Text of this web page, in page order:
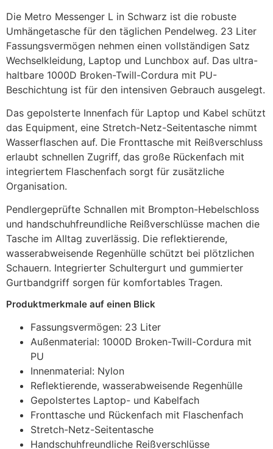
Die Metro Messenger L in Schwarz ist die robuste
Umhängetasche für den täglichen Pendelweg. 23 Liter
Fassungsvermögen nehmen einen vollständigen Satz
Wechselkleidung, Laptop und Lunchbox auf. Das ultra-
haltbare 1000D Broken-Twill-Cordura mit PU-
Beschichtung ist für den intensiven Gebrauch ausgelegt.
Das gepolsterte Innenfach für Laptop und Kabel schützt
das Equipment, eine Stretch-Netz-Seitentasche nimmt
Wasserflaschen auf. Die Fronttasche mit Reißverschluss
erlaubt schnellen Zugriff, das große Rückenfach mit
integriertem Flaschenfach sorgt für zusätzliche
Organisation.
Pendlergeprüfte Schnallen mit Brompton-Hebelschloss
und handschuhfreundliche Reißverschlüsse machen die
Tasche im Alltag zuverlässig. Die reflektierende,
wasserabweisende Regenhülle schützt bei plötzlichen
Schauern. Integrierter Schultergurt und gummierter
Gurtbandgriff sorgen für komfortables Tragen.
Produktmerkmale auf einen Blick
Fassungsvermögen: 23 Liter
Außenmaterial: 1000D Broken-Twill-Cordura mit
PU
Innenmaterial: Nylon
Reflektierende, wasserabweisende Regenhülle
Gepolstertes Laptop- und Kabelfach
Fronttasche und Rückenfach mit Flaschenfach
Stretch-Netz-Seitentasche
Handschuhfreundliche Reißverschlüsse